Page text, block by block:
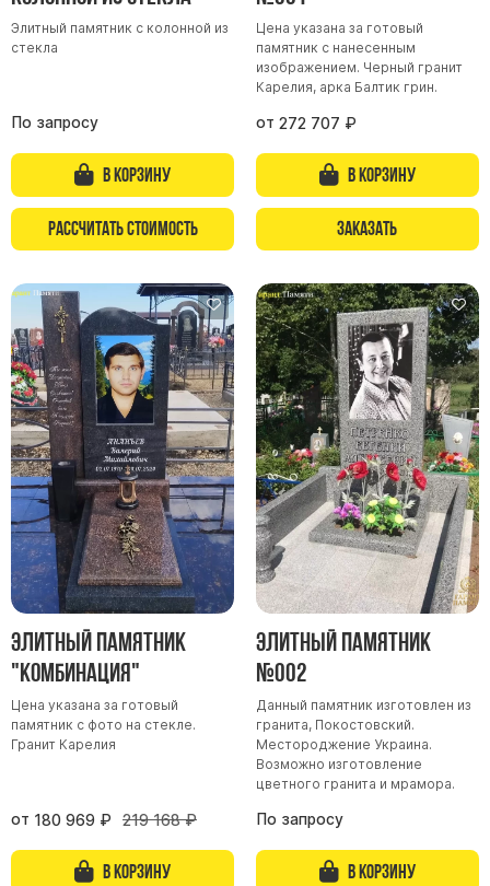
Памятники из гранита Возрождение
Памятники из гранита Гранатовый Амфиболит
Памятники из гранита Сюскюянсаари
Памятники из гранита Балтик Грин
Памятники из гранита Покостовский
Памятники из гранита Лезниковский
Памятники из гранита Мансуровский
Памятники из гранита Токовский
Памятники из гранита Капустинский
Арочные памятники
Памятники Крест
Памятники военным
Часовни из белого мрамора и гранита
Скульптуры, барельефы и бюсты из бронзы
Колумбарий
Недорогие памятники
Памятники с фотокерамикой
Памятники животным
Памятники младенцу
Памятники двойные
Памятники женщине
Памятники маме
Элитный памятник с колонной из
стекла
По запросу
В корзину
Рассчитать стоимость
Цена указана за готовый
памятник с нанесенным
изображением. Черный гранит
Карелия, арка Балтик грин.
от 272 707 ₽
В корзину
Заказать
Элитный памятник
"Комбинация"
Цена указана за готовый
памятник с фото на стекле.
Гранит Карелия
от 180 969 ₽ 219 168 ₽
В корзину
Элитный памятник
№002
Данный памятник изготовлен из
гранита, Покостовский.
Местороджение Украина.
Возможно изготовление
цветного гранита и мрамора.
По запросу
В корзину